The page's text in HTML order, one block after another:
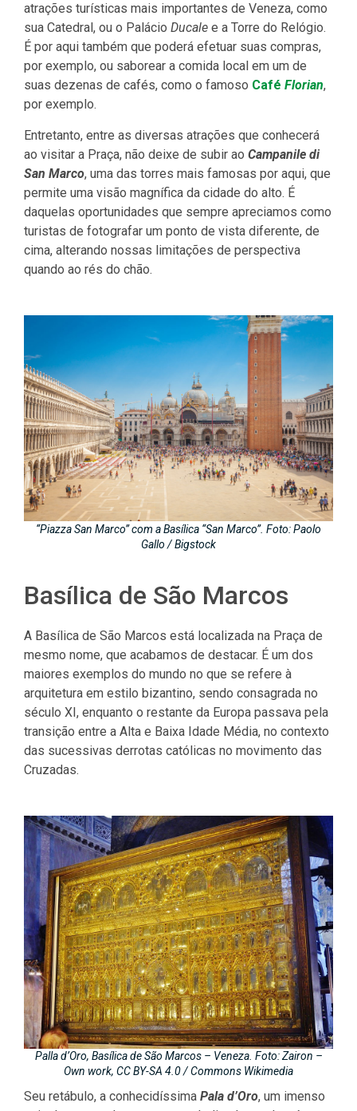
atrações turísticas mais importantes de Veneza, como
sua Catedral, ou o Palácio Ducale e a Torre do Relógio.
É por aqui também que poderá efetuar suas compras,
por exemplo, ou saborear a comida local em um de
suas dezenas de cafés, como o famoso Café Florian,
por exemplo.
Entretanto, entre as diversas atrações que conhecerá
ao visitar a Praça, não deixe de subir ao Campanile di
San Marco, uma das torres mais famosas por aqui, que
permite uma visão magnífica da cidade do alto. É
daquelas oportunidades que sempre apreciamos como
turistas de fotografar um ponto de vista diferente, de
cima, alterando nossas limitações de perspectiva
quando ao rés do chão.
“Piazza San Marco” com a Basílica “San Marco”. Foto: Paolo
Gallo / Bigstock
Basílica de São Marcos
A Basílica de São Marcos está localizada na Praça de
mesmo nome, que acabamos de destacar. É um dos
maiores exemplos do mundo no que se refere à
arquitetura em estilo bizantino, sendo consagrada no
século XI, enquanto o restante da Europa passava pela
transição entre a Alta e Baixa Idade Média, no contexto
das sucessivas derrotas católicas no movimento das
Cruzadas.
Palla d’Oro, Basílica de São Marcos – Veneza. Foto: Zairon –
Own work, CC BY-SA 4.0 /Commons Wikimedia
Seu retábulo, a conhecidíssima Pala d’Oro, um imenso